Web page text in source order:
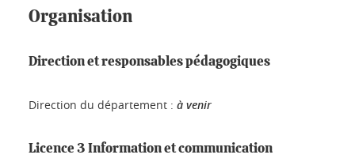
Organisation
Direction et responsables pédagogiques
Direction du département : à venir
Licence 3 Information et communication